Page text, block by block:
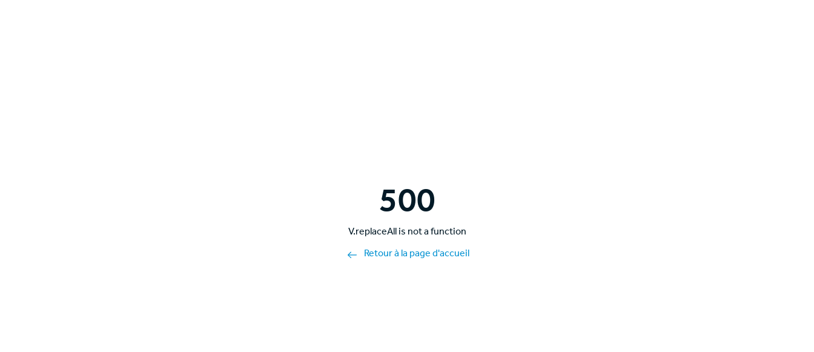
500
V.replaceAll is not a function
Retour à la page d'accueil